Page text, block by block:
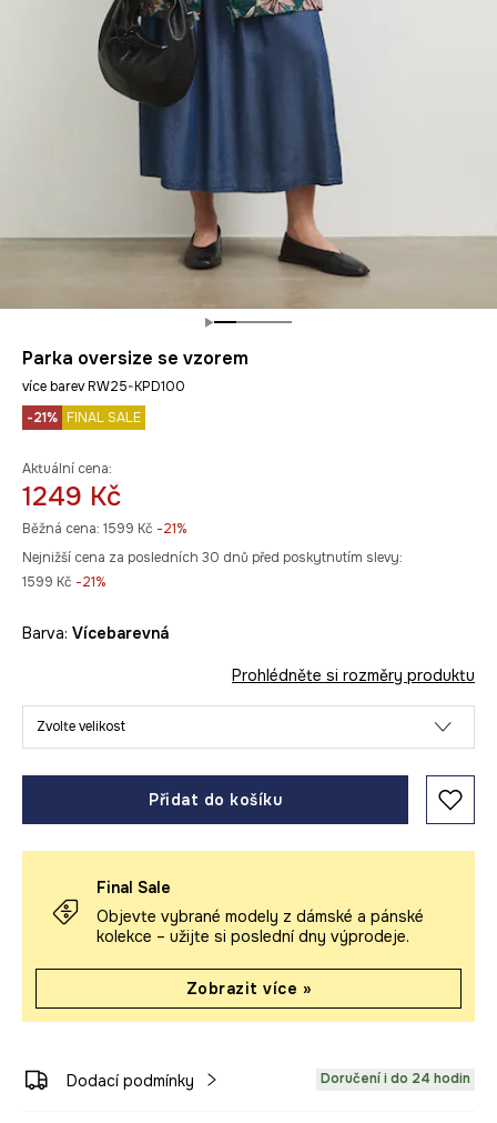
Parka oversize se vzorem
více barev RW25-KPD100
-21% FINAL SALE
Aktuální cena:
1249 Kč
Běžná cena: 1599 Kč -21%
Nejnižší cena za posledních 30 dnů před poskytnutím slevy:
1599 Kč -21%
Barva: vícebarevná
Prohlédněte si rozměry produktu
Zvolte velikost
Přidat do košíku
Final Sale
Objevte vybrané modely z dámské a pánské
kolekce – užijte si poslední dny výprodeje.
Zobrazit více »
Dodací podmínky Doručení i do 24 hodin